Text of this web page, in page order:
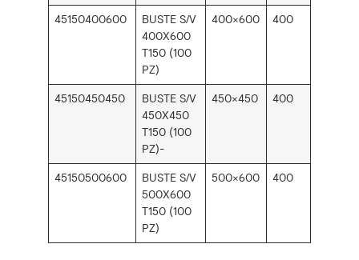
45150400600
BUSTE S/V
400X600
T150 (100
PZ)
400×600 400
45150450450
BUSTE S/V
450X450
T150 (100
PZ)-
450×450 400
45150500600
BUSTE S/V
500X600
T150 (100
PZ)
500×600 400